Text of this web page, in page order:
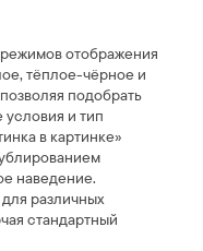
отображения
тёплое-чёрное и
подобрать
и тип
в картинке»
наведение.
различных
стандартный